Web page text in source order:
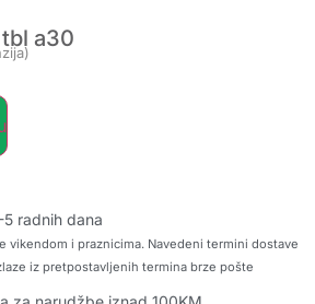
a30
radnih dana
vikendom i praznicima. Navedeni termini dostave
iz pretpostavljenih termina brze pošte